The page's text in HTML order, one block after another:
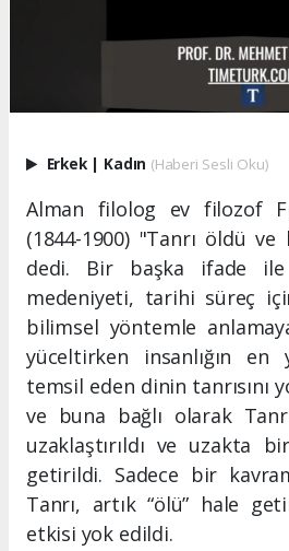
Erkek | Kadın (Haberi Sesli Oku)
Alman filolog ev filozof
(1844-1900) "Tanrı öldü
dedi. Bir başka ifade ile
medeniyeti, tarihi süreç
bilimsel yöntemle
yüceltirken insanlığın en
temsil eden dinin tanrısını
ve buna bağlı olarak
uzaklaştırıldı ve uzakta
getirildi. Sadece bir
Tanrı, artık “ölü” hale
etkisi yok edildi.